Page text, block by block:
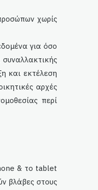
χωρίς
για όσο
και εκτέλεση
αρχές
περί
& το tablet
βλάβες στους